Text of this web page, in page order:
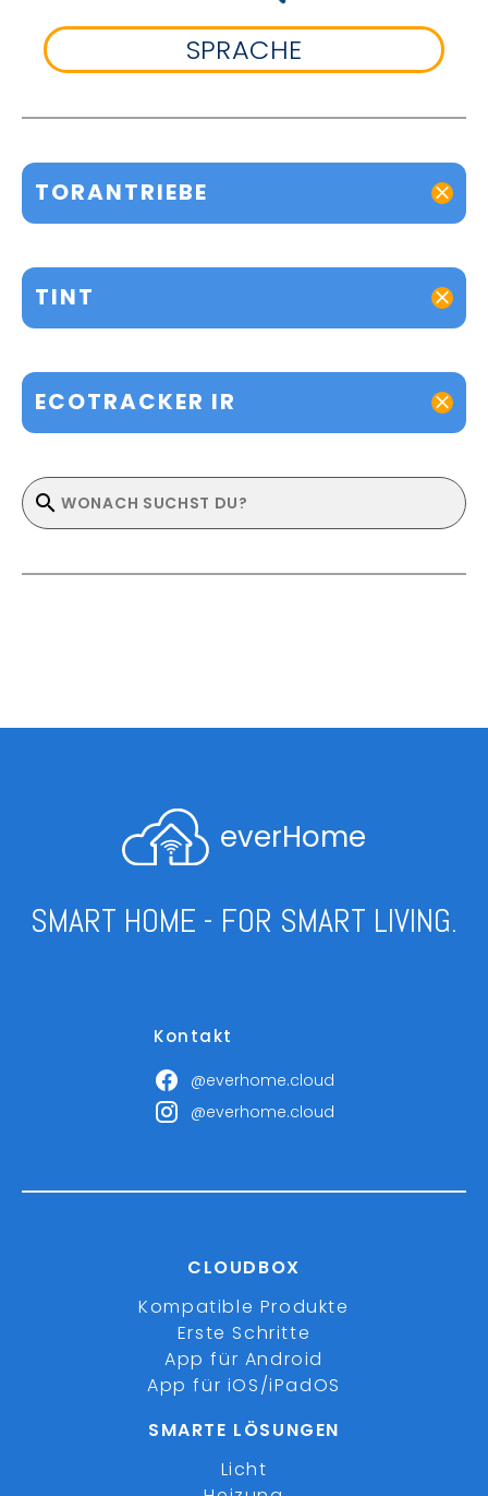
SPRACHE
TORANTRIEBE
TINT
ECOTRACKER IR
everHome
SMART HOME - FOR SMART LIVING.
Kontakt
@everhome.cloud
@everhome.cloud
CLOUDBOX
Kompatible Produkte
Erste Schritte
App für Android
App für iOS/iPadOS
SMARTE LÖSUNGEN
Licht